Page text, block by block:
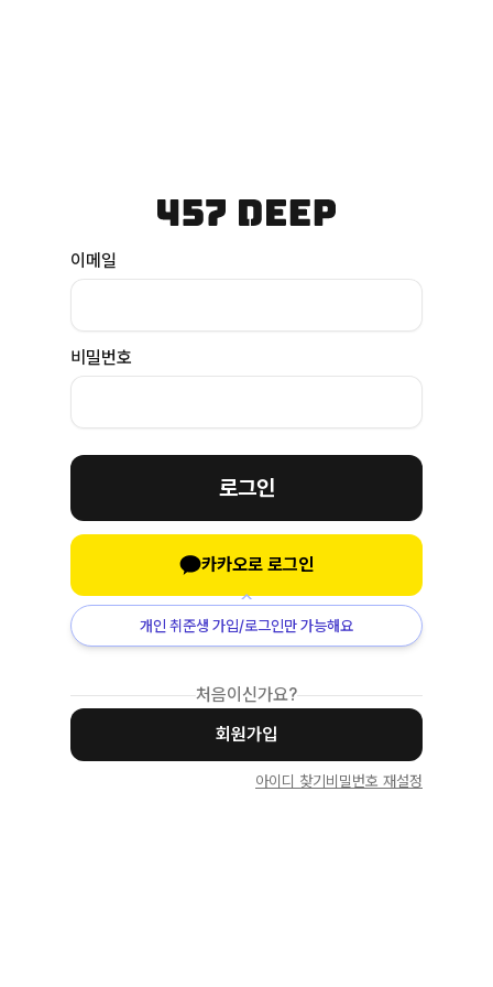
이메일
비밀번호
로그인
카카오로 로그인
개인 취준생 가입/로그인만 가능해요
처음이신가요?
회원가입
아이디 찾기 비밀번호 재설정